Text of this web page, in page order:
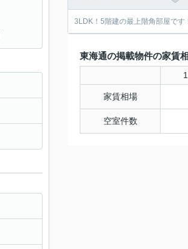
3LDK！5階建の最上階角部屋です
東海通の掲載物件の家賃
家賃相場
空室件数